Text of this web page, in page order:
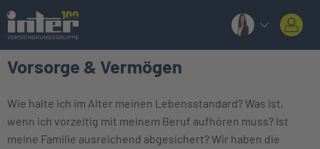
Vorsorge & Vermögen
Wie halte ich im Alter meinen Lebensstandard? Was ist,
wenn ich vorzeitig mit meinem Beruf aufhören muss? Ist
meine Familie ausreichend abgesichert? Wir haben die